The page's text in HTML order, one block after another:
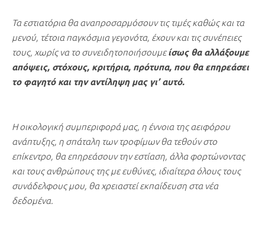
Τα εστιατόρια θα αναπροσαρμόσουν τις τιμές καθώς και τα
μενού, τέτοια παγκόσμια γεγονότα, έχουν και τις συνέπειες
τους, χωρίς να το συνειδητοποιήσουμείσως θα αλλάξουμε
απόψεις, στόχους, κριτήρια, πρότυπα, που θα επηρεάσει
το φαγητό και την αντίληψη μας γι’ αυτό.
Η οικολογική συμπεριφορά μας, η έννοια της αειφόρου
ανάπτυξης, η σπάταλη των τροφίμων θα τεθούν στο
επίκεντρο, θα επηρεάσουν την εστίαση, άλλα φορτώνοντας
και τους ανθρώπους της με ευθύνες, ιδιαίτερα όλους τους
συνάδελφους μου, θα χρειαστεί εκπαίδευση στα νέα
δεδομένα.